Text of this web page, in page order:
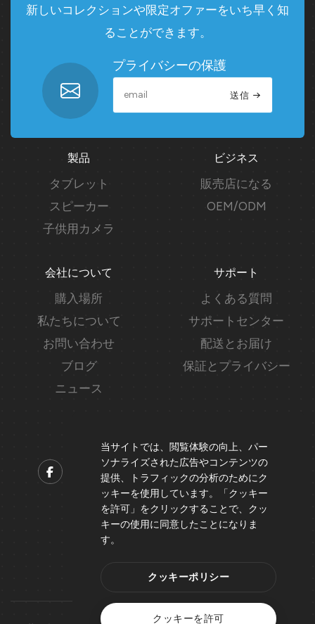
新しいコレクションや限定オファーをいち早く知
ることができます。
プライバシーの保護
送信
製品
タブレット
スピーカー
子供用カメラ
ビジネス
販売店になる
OEM/ODM
会社について
購入場所
私たちについて
お問い合わせ
ブログ
ニュース
サポート
よくある質問
サポートセンター
配送とお届け
保証とプライバシー
Contact us
Support@peicheng-qps.com
info@peicheng-qps.com
当サイトでは、閲覧体験の向上、パー
ソナライズされた広告やコンテンツの
提供、トラフィックの分析のためにク
ッキーを使用しています。「クッキー
を許可」をクリックすることで、クッ
キーの使用に同意したことになりま
す。
クッキーポリシー
クッキーを許可